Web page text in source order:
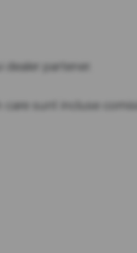
partener.
sunt incluse